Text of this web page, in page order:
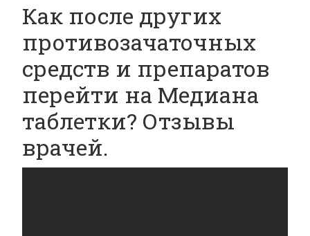
Как после других
противозачаточных
средств и препаратов
перейти на Медиана
таблетки? Отзывы
врачей.